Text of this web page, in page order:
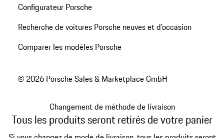
Configurateur Porsche
Recherche de voitures Porsche neuves et d'occasion
Comparer les modèles Porsche
© 2026 Porsche Sales & Marketplace GmbH
Changement de méthode de livraison
Tous les produits seront retirés de votre panier